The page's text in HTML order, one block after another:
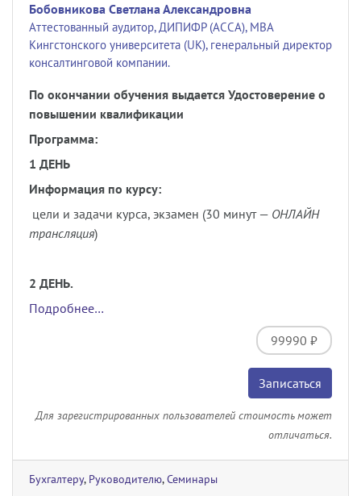
Бобовникова Светлана Александровна
Аттестованный аудитор, ДИПИФР (АССА), МВА
Кингстонского университета (UK), генеральный директор
консалтинговой компании.
По окончании обучения выдается Удостоверение о
повышении квалификации
Программа:
1 ДЕНЬ
Информация по курсу:
цели и задачи курса, экзамен (30 минут — ОНЛАЙН
трансляция)
2 ДЕНЬ.
Подробнее…
99990 ₽
Записаться
Для зарегистрированных пользователей стоимость может
отличаться.
Бухгалтеру, Руководителю,Семинары